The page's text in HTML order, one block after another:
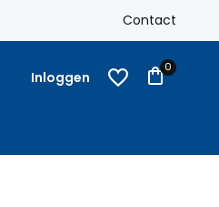
vanaf € 250,- Op
Contact
Inloggen
0